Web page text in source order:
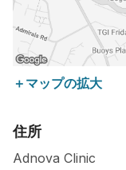
＋マップの拡大
住所
Adnova Clinic